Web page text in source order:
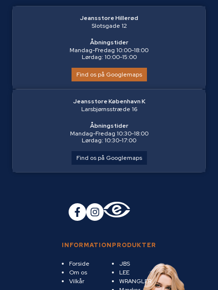
Jeansstore Hillerød
Slotsgade 12
Åbningstider
Mandag-Fredag 10:00-18:00
Lørdag: 10:00-15:00
Find os på Googlemaps
Jeansstore København K
Larsbjørnsstræde 16
Åbningstider
Mandag-Fredag 10:30-18:00
Lørdag: 10:30-17:00
Find os på Googlemaps
INFORMATION
Forside
Om os
Vilkår
PRODUKTER
JBS
LEE
WRANGLER